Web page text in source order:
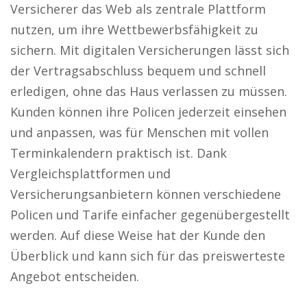
Versicherer das Web als zentrale Plattform
nutzen, um ihre Wettbewerbsfähigkeit zu
sichern. Mit digitalen Versicherungen lässt sich
der Vertragsabschluss bequem und schnell
erledigen, ohne das Haus verlassen zu müssen.
Kunden können ihre Policen jederzeit einsehen
und anpassen, was für Menschen mit vollen
Terminkalendern praktisch ist. Dank
Vergleichsplattformen und
Versicherungsanbietern können verschiedene
Policen und Tarife einfacher gegenübergestellt
werden. Auf diese Weise hat der Kunde den
Überblick und kann sich für das preiswerteste
Angebot entscheiden.